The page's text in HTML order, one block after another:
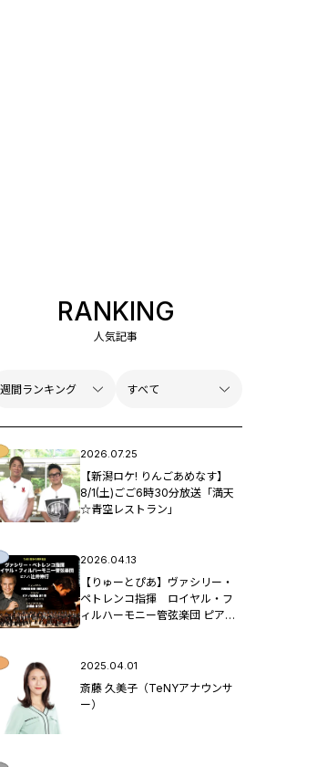
RANKING
人気記事
2026.07.25
【新潟ロケ! りんごあめなす】
8/1(土)ごご6時30分放送「満天
☆青空レストラン」
2026.04.13
【りゅーとぴあ】ヴァシリー・
ペトレンコ指揮 ロイヤル・フ
ィルハーモニー管弦楽団 ピア
2025.04.01
斎藤 久美子（TeNYアナウンサ
ー）